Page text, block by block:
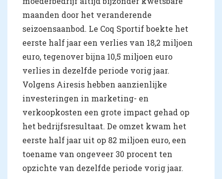
maanden door het veranderende
seizoensaanbod. Le Coq Sportif boekte het
eerste half jaar een verlies van 18,2 miljoen
euro, tegenover bijna 10,5 miljoen euro
verlies in dezelfde periode vorig jaar.
Volgens Airesis hebben aanzienlijke
investeringen in marketing- en
verkoopkosten een grote impact gehad op
het bedrijfsresultaat. De omzet kwam het
eerste half jaar uit op 82 miljoen euro, een
toename van ongeveer 30 procent ten
opzichte van dezelfde periode vorig jaar.